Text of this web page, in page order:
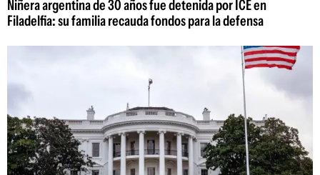
Niñera argentina de 30 años fue detenida por ICE en
Filadelfia: su familia recauda fondos para la defensa